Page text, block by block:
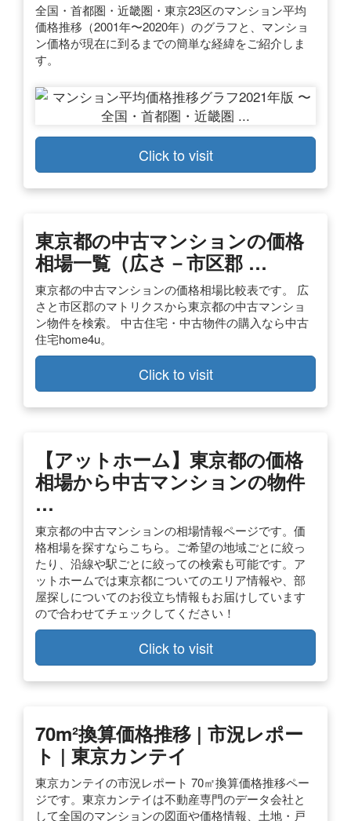
全国・首都圏・近畿圏・東京23区のマンション平均
価格推移（2001年〜2020年）のグラフと、マンショ
ン価格が現在に到るまでの簡単な経緯をご紹介しま
す。
Click to visit
東京都の中古マンションの価格
相場一覧（広さ－市区郡 …
東京都の中古マンションの価格相場比較表です。 広
さと市区郡のマトリクスから東京都の中古マンショ
ン物件を検索。 中古住宅・中古物件の購入なら中古
住宅home4u。
Click to visit
【アットホーム】東京都の価格
相場から中古マンションの物件
…
東京都の中古マンションの相場情報ページです。価
格相場を探すならこちら。ご希望の地域ごとに絞っ
たり、沿線や駅ごとに絞っての検索も可能です。ア
ットホームでは東京都についてのエリア情報や、部
屋探しについてのお役立ち情報もお届けしています
ので合わせてチェックしてください！
Click to visit
70m²換算価格推移 | 市況レポー
ト | 東京カンテイ
東京カンテイの市況レポート 70㎡換算価格推移ペー
ジです。東京カンテイは不動産専門のデータ会社と
して全国のマンションの図面や価格情報、土地・戸